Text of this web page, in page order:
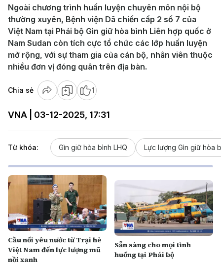
Ngoài chương trình huấn luyện chuyên môn nội bộ
thường xuyên, Bệnh viện Dã chiến cấp 2 số 7 của
Việt Nam tại Phái bộ Gìn giữ hòa bình Liên hợp quốc ở
Nam Sudan còn tích cực tổ chức các lớp huấn luyện
mở rộng, với sự tham gia của cán bộ, nhân viên thuộc
nhiều đơn vị đóng quân trên địa bàn.
Chia sẻ 1
VNA | 03-12-2025, 17:31
Từ khóa: Gìn giữ hòa bình LHQ Lực lượng Gìn giữ hòa
Cầu nối yêu nước từ Trại hè
Việt Nam đến lực lượng mũ
nồi xanh
Sẵn sàng cho mọi tình
huống tại Phái bộ